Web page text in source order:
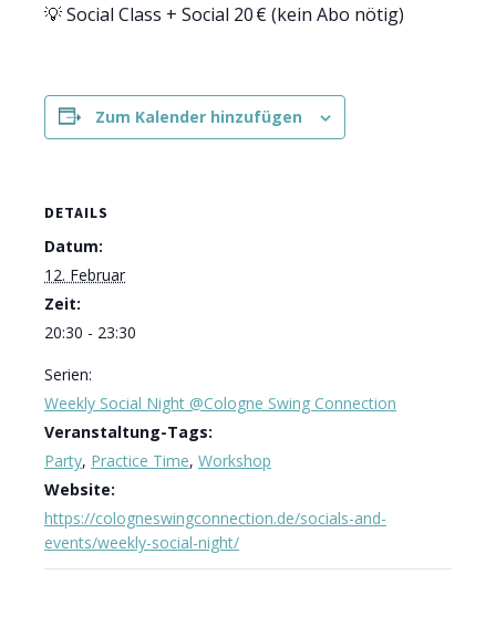
💡 Social Class + Social 20 € (kein Abo nötig)
Zum Kalender hinzufügen
DETAILS
Datum:
12. Februar
Zeit:
20:30 - 23:30
Serien:
Weekly Social Night @Cologne Swing Connection
Veranstaltung-Tags:
Party, Practice Time, Workshop
Website:
https://cologneswingconnection.de/socials-and-
events/weekly-social-night/